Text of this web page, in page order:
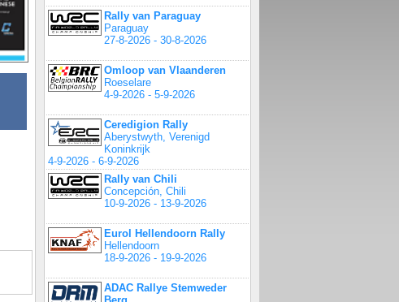
Rally van Paraguay
Paraguay
27-8-2026 - 30-8-2026
Omloop van Vlaanderen
Roeselare
4-9-2026 - 5-9-2026
Ceredigion Rally
Aberystwyth, Verenigd
Koninkrijk
4-9-2026 - 6-9-2026
Rally van Chili
Concepción, Chili
10-9-2026 - 13-9-2026
Eurol Hellendoorn Rally
Hellendoorn
18-9-2026 - 19-9-2026
ADAC Rallye Stemweder